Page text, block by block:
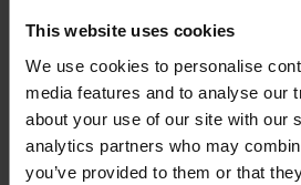
This website uses cookies
We use cookies to personalise
media features and to analyse our
about your use of our site with our
analytics partners who may
you’ve provided to them or that